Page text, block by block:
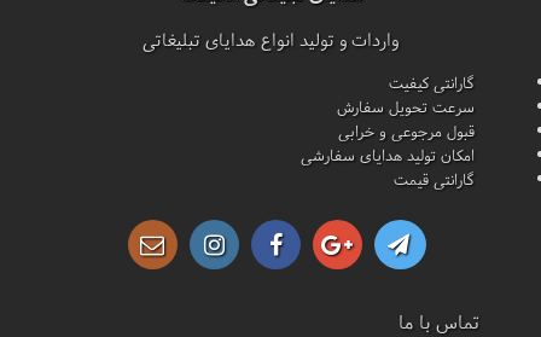
واردات و تولید انواع هدایای تبلیغاتی
گارانتی کیفیت
سرعت تحویل سفارش
قبول مرجوعی و خرابی
امکان تولید هدایای سفارشی
گارانتی قیمت
تماس با ما